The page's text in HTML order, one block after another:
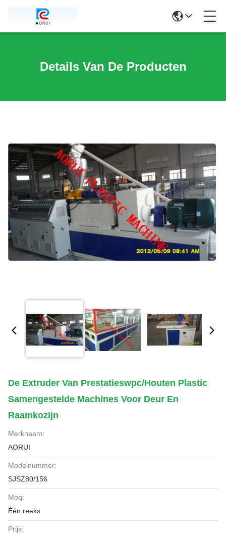
Details Van De Producten
De Extruder Van Prestatieswpc/Houten Plastic
Samengestelde Machines Voor Deur En
Raamkozijn
Merknaam:
AORUI
Modelnummer:
SJSZ80/156
Moq:
Één reeks
Prijs: